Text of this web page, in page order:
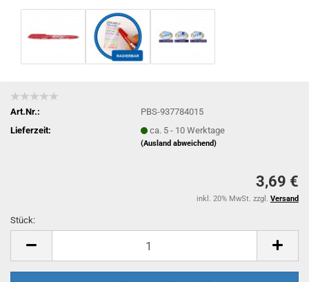
Art.Nr.:
PBS-937784015
Lieferzeit:
ca. 5 - 10 Werktage
(Ausland abweichend)
3,69 €
inkl. 20% MwSt. zzgl. Versand
Stück: